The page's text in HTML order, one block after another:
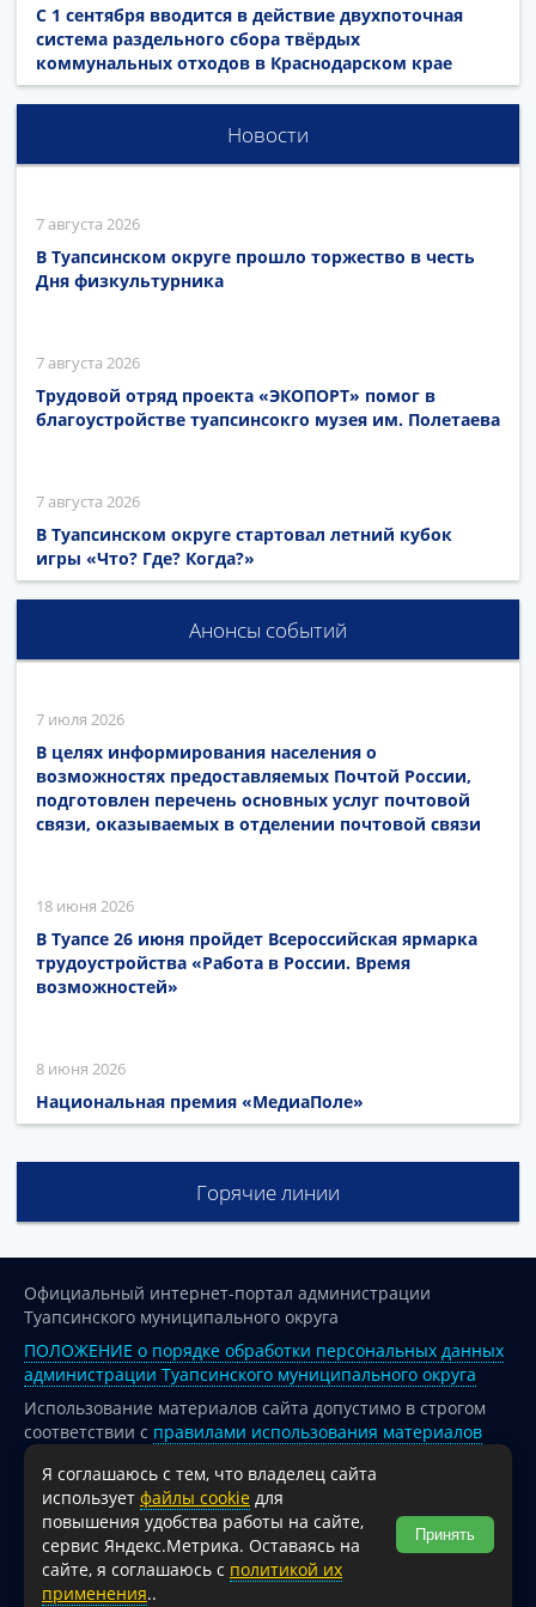
С 1 сентября вводится в действие двухпоточная
система раздельного сбора твёрдых
коммунальных отходов в Краснодарском крае
Новости
7 августа 2026
В Туапсинском округе прошло торжество в честь
Дня физкультурника
7 августа 2026
Трудовой отряд проекта «ЭКОПОРТ» помог в
благоустройстве туапсинсокго музея им. Полетаева
7 августа 2026
В Туапсинском округе стартовал летний кубок
игры «Что? Где? Когда?»
Анонсы событий
7 июля 2026
В целях информирования населения о
возможностях предоставляемых Почтой России,
подготовлен перечень основных услуг почтовой
связи, оказываемых в отделении почтовой связи
18 июня 2026
В Туапсе 26 июня пройдет Всероссийская ярмарка
трудоустройства «Работа в России. Время
возможностей»
8 июня 2026
Национальная премия «МедиаПоле»
Горячие линии
Официальный интернет-портал администрации
Туапсинского муниципального округа
ПОЛОЖЕНИЕ о порядке обработки персональных данных
администрации Туапсинского муниципального округа
Использование материалов сайта допустимо в строгом
соответствии с правилами использования материалов
опубликованных на сайте
При перепечатке и использовании информации ссылка
на источник обязательна.
Для сайтов и страниц сети Интернет обязательна
активная гиперссылка на официальный интернет-портал
администрации Туапсинского муниципального округа.
Я соглашаюсь с тем, что владелец сайта
использует файлы cookie для
повышения удобства работы на сайте,
сервис Яндекс.Метрика. Оставаясь на
сайте, я соглашаюсь с политикой их
применения..
Принять